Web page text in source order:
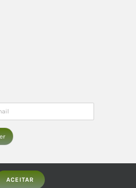
ACEITAR